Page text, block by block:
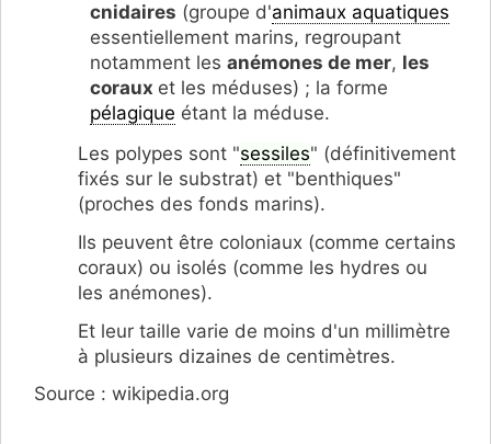
cnidaires (groupe d'animaux aquatiques
essentiellement marins, regroupant
notamment les anémones de mer, les
coraux et les méduses) ; la forme
pélagique étant la méduse.
Les polypes sont "sessiles" (définitivement
fixés sur le substrat) et "benthiques"
(proches des fonds marins).
Ils peuvent être coloniaux (comme certains
coraux) ou isolés (comme les hydres ou
les anémones).
Et leur taille varie de moins d'un millimètre
à plusieurs dizaines de centimètres.
Source : wikipedia.org